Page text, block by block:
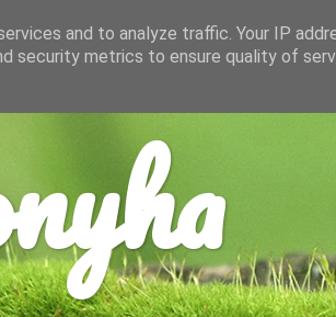
and to analyze traffic. Your IP
security metrics to ensure quality of